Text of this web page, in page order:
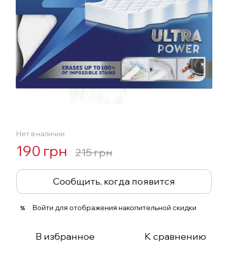
Нет в наличии
190 грн 215 грн
Сообщить, когда появится
% Войти для отображения накопительной скидки
В избранное К сравнению